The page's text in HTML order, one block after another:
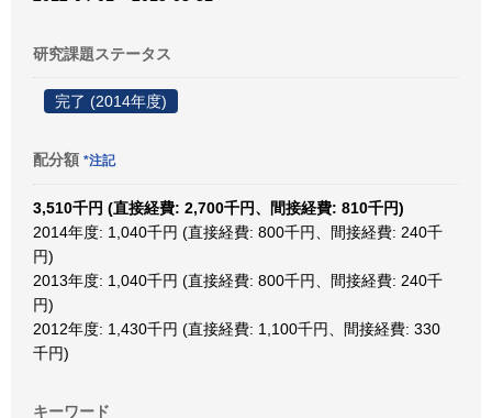
研究課題ステータス
完了 (2014年度)
配分額 *注記
3,510千円 (直接経費: 2,700千円、間接経費: 810千円)
2014年度: 1,040千円 (直接経費: 800千円、間接経費: 240千
円)
2013年度: 1,040千円 (直接経費: 800千円、間接経費: 240千
円)
2012年度: 1,430千円 (直接経費: 1,100千円、間接経費: 330
千円)
キーワード